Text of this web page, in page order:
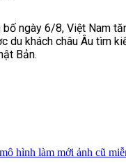
ngày 6/8, Việt Nam
du khách châu Âu tìm
Bản.
hình làm mới ảnh cũ